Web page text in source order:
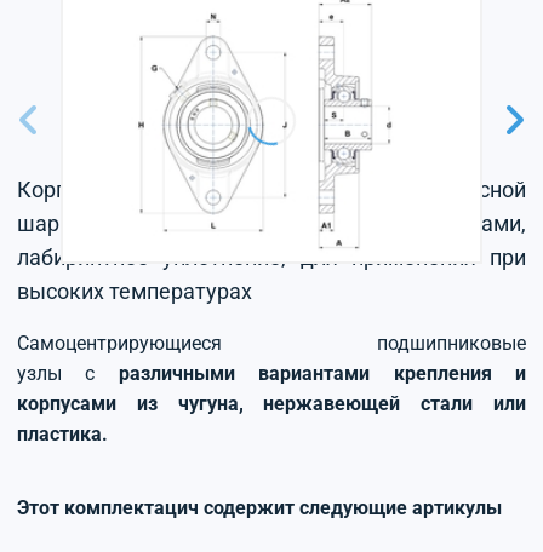
Корпус из серого чугуна, радиальный корпусной
шарикоподшипник с установочными винтами,
лабиринтное уплотнение, для применения при
высоких температурах
Самоцентрирующиеся подшипниковые
узлы с различными вариантами крепления и
корпусами из чугуна, нержавеющей стали или
пластика.
Этот комплектацич содержит следующие артикулы